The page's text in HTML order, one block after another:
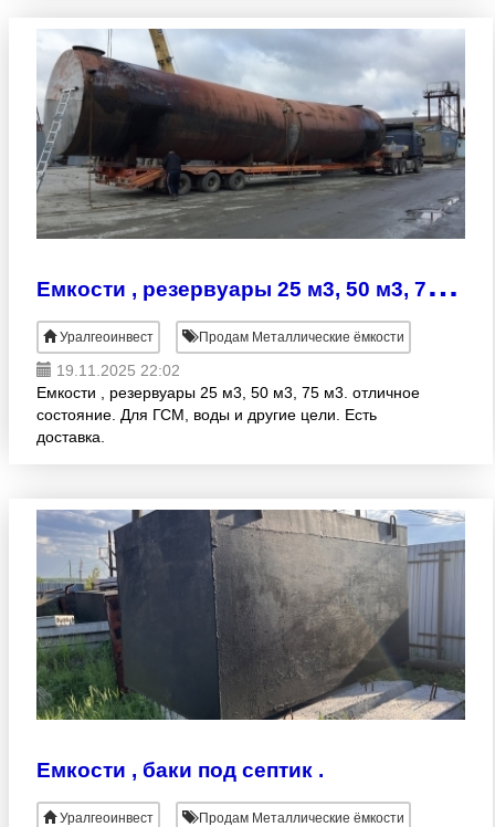
Е
мкости , резервуары 25 м3, 50 м3, 75 м3
Уралгеоинвест Продам Металлические ёмкости
19.11.2025 22:02
Емкости , резервуары 25 м3, 50 м3, 75 м3. отличное
состояние. Для ГСМ, воды и другие цели. Есть
доставка.
Емкости , баки под септик .
Уралгеоинвест Продам Металлические ёмкости